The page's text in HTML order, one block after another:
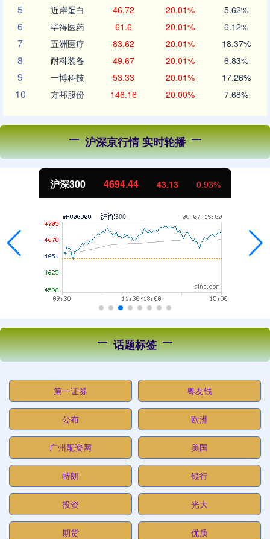
5 近岸蛋白 46.72 20.01% 5.62%
6 毕得医药 61.6 20.01% 6.12%
7 五洲医疗 83.62 20.01% 18.37%
8 耐科装备 49.67 20.01% 6.83%
9 一博科技 53.33 20.01% 17.26%
10 方邦股份 146.16 20.00% 7.68%
沪深京行情 实时轮播
沪深300 4694.44 43.13 0.93%
话题标签
第一证券 粤友钱
公布 欧洲
广州配资网 美国
特朗 银行
投资 光大
期货 优质